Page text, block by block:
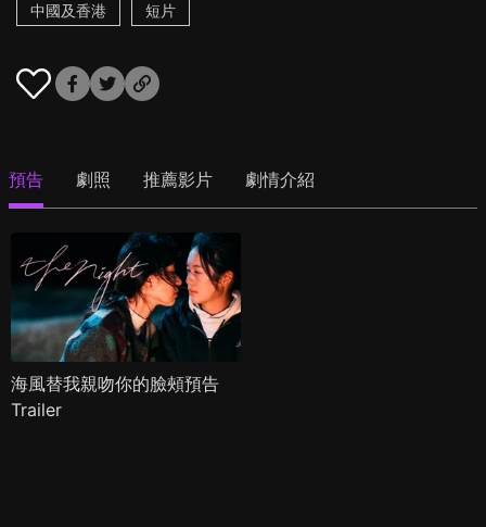
中國及香港 短片
預告 劇照 推薦影片 劇情介紹
海風替我親吻你的臉頰預告
Trailer